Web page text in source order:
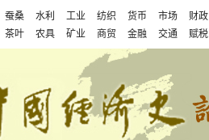
蚕桑 水利 工业 纺织 货币 市场 财政
茶叶 农具 矿业 商贸 金融 交通 赋税